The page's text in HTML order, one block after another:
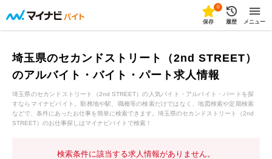
0
保存 履歴 メニュー
埼玉県のセカンドストリート（2nd STREET）
のアルバイト・バイト・パート求人情報
埼玉県のセカンドストリート（2nd STREET）の人気バイト・アルバイト・パートを探
すならマイナビバイト。勤務地や駅、職種等の検索だけではなく、地図検索や定期検索
などで、条件にあったお仕事を簡単に検索できます。埼玉県のセカンドストリート（2nd
STREET）のお仕事探しはマイナビバイトで検索！
検索条件に該当する求人情報がありません。